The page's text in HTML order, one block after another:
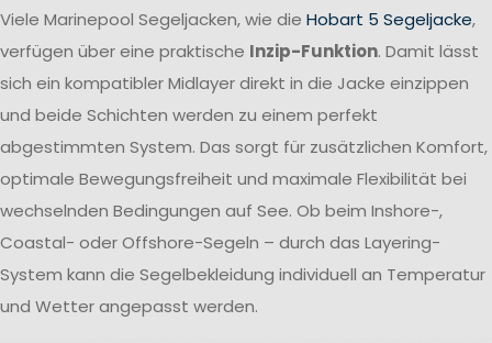
Viele Marinepool Segeljacken, wie die Hobart 5 Segeljacke,
verfügen über eine praktische Inzip-Funktion. Damit lässt
sich ein kompatibler Midlayer direkt in die Jacke einzippen
und beide Schichten werden zu einem perfekt
abgestimmten System. Das sorgt für zusätzlichen Komfort,
optimale Bewegungsfreiheit und maximale Flexibilität bei
wechselnden Bedingungen auf See. Ob beim Inshore-,
Coastal- oder Offshore-Segeln – durch das Layering-
System kann die Segelbekleidung individuell an Temperatur
und Wetter angepasst werden.